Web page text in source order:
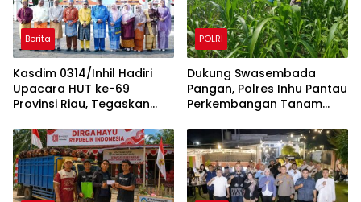
Berita
Kasdim 0314/Inhil Hadiri
Upacara HUT ke-69
Provinsi Riau, Tegaskan
dan Pembangunan
POLRI
Dukung Swasembada
Pangan, Polres Inhu Pantau
Perkembangan Tanam